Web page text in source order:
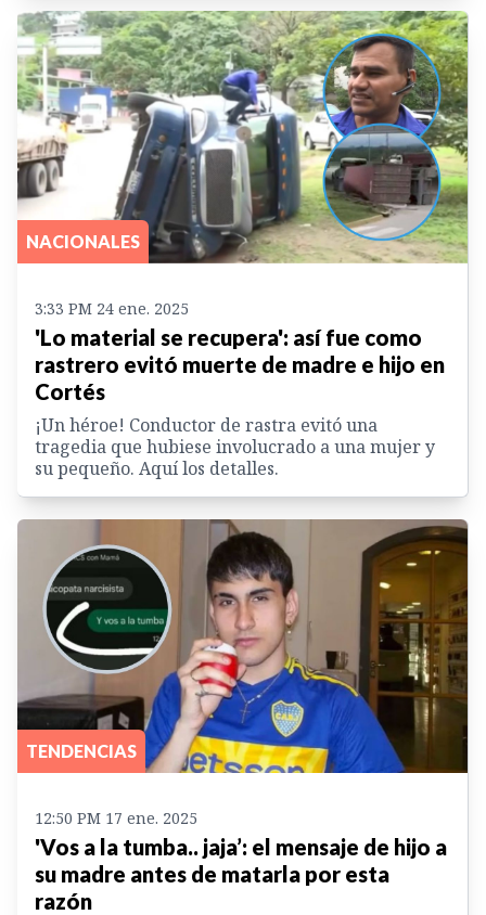
NACIONALES
3:33 PM 24 ene. 2025
'Lo material se recupera': así fue como
rastrero evitó muerte de madre e hijo en
Cortés
¡Un héroe! Conductor de rastra evitó una
tragedia que hubiese involucrado a una mujer y
su pequeño. Aquí los detalles.
TENDENCIAS
12:50 PM 17 ene. 2025
'Vos a la tumba.. jaja’: el mensaje de hijo a
su madre antes de matarla por esta
razón